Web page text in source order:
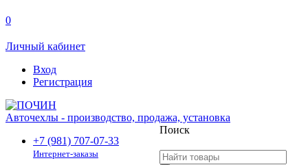
0
Личный кабинет
Вход
Регистрация
Авточехлы - производство, продажа, установка
+7 (981) 707-07-33
Интернет-заказы
Поиск